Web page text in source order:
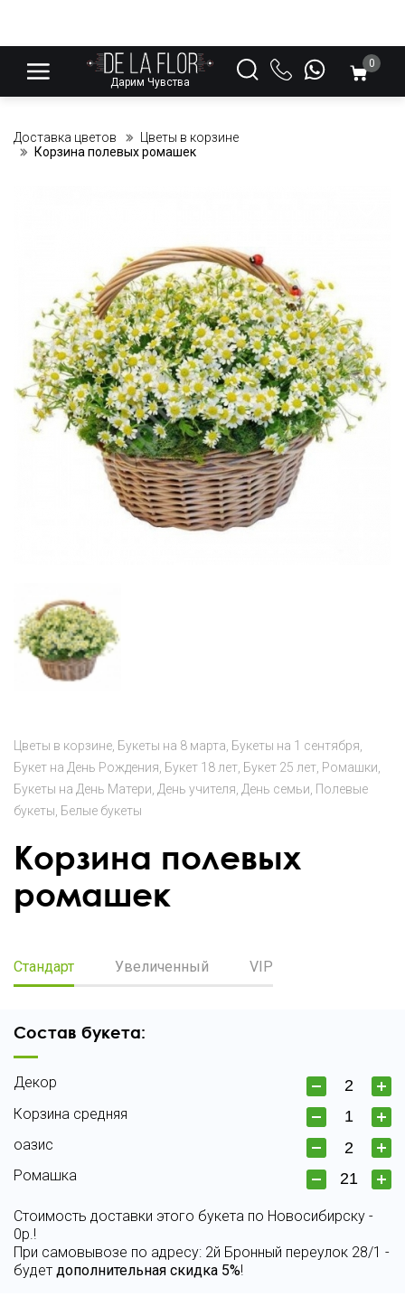
Дарим Чувства
0
Доставка цветов
Цветы в корзине
Корзина полевых ромашек
Цветы в корзине Букеты на 8 марта Букеты на 1 сентября
Букет на День Рождения Букет 18 лет Букет 25 лет Ромашки
Букеты на День Матери День учителя День семьи Полевые
букеты Белые букеты
Корзина полевых
ромашек
Стандарт Увеличенный VIP
Состав букета:
Декор
Корзина средняя
оазис
Ромашка
Стоимость доставки этого букета по Новосибирску -
0р.!
При самовывозе по адресу: 2й Бронный переулок 28/1 -
будет дополнительная скидка 5%!